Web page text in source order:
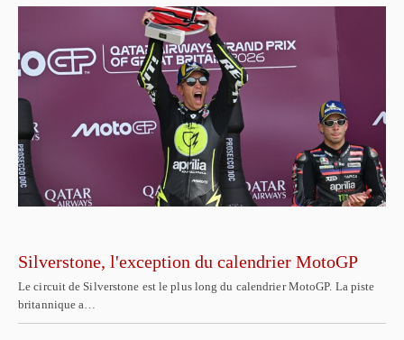
Silverstone, l'exception du calendrier MotoGP
Le circuit de Silverstone est le plus long du calendrier MotoGP. La piste
britannique a…